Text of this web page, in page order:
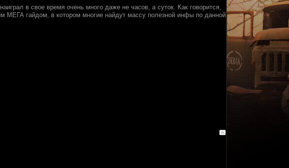
в свое время очень много даже не часов, а суток. Как говорится,
МЕГА гайдом, в котором многие найдут массу полезной инфы по данной